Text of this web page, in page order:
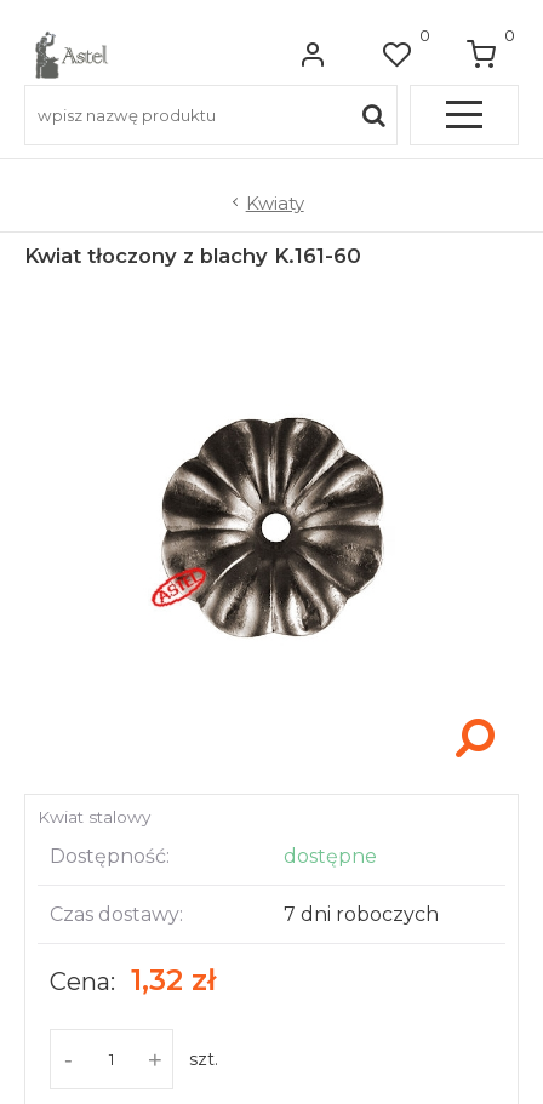
0 0
Do balkonów
Do bram wjazdowych
Akcesoria i narzędzia
Kwiaty
Kwiat tłoczony z blachy K.161-60
Kwiat stalowy
Dostępność: dostępne
Czas dostawy: 7 dni roboczych
Cena: 1,32 zł
- + szt.